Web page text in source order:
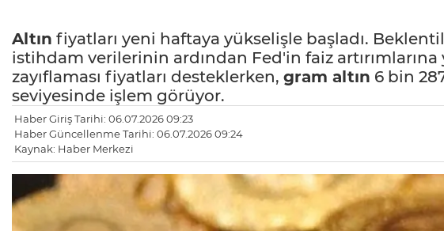
Altın fiyatları yeni haftaya yükselişle başladı.
istihdam verilerinin ardından Fed'in faiz
zayıflaması fiyatları desteklerken, gram altın 6 bin
seviyesinde işlem görüyor.
Haber Giriş Tarihi: 06.07.2026 09:23
Haber Güncellenme Tarihi: 06.07.2026 09:24
Kaynak: Haber Merkezi